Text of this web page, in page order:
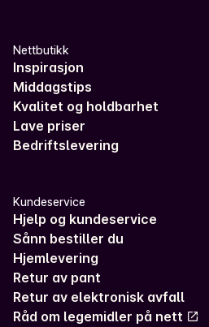
Nettbutikk
Inspirasjon
Middagstips
Kvalitet og holdbarhet
Lave priser
Bedriftslevering
Kundeservice
Hjelp og kundeservice
Sånn bestiller du
Hjemlevering
Retur av pant
Retur av elektronisk avfall
Råd om legemidler på nett